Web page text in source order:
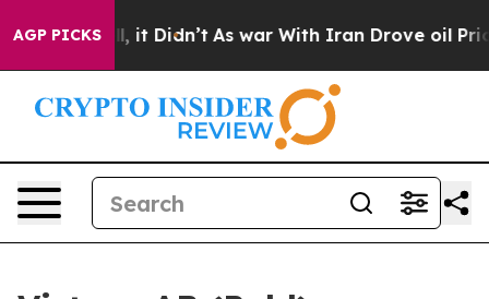
AGP PICKS
Well, it Didn’t As war With Iran Drove oil Prices